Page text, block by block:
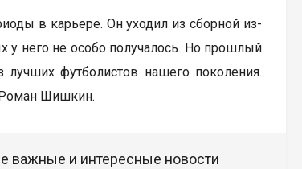
в карьере. Он уходил из сборной из-
у него не особо получалось. Но прошлый
футболистов нашего поколения.
Роман Шишкин.
важные и интересные новости